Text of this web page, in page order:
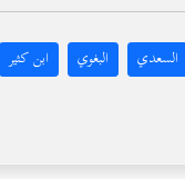
السعدي البغوي ابن كثير